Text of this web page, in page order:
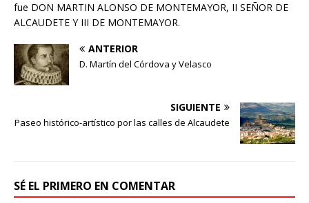
fue DON MARTIN ALONSO DE MONTEMAYOR, II SEÑOR DE
ALCAUDETE Y III DE MONTEMAYOR.
ANTERIOR
D. Martín del Córdova y Velasco
SIGUIENTE
Paseo histórico-artístico por las calles de Alcaudete
SÉ EL PRIMERO EN COMENTAR